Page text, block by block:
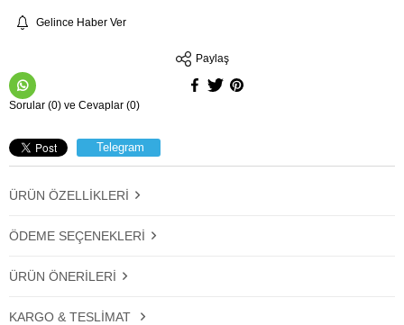
Gelince Haber Ver
Paylaş
Sorular (0) ve Cevaplar (0)
Telegram
ÜRÜN ÖZELLIKLERI
ÖDEME SEÇENEKLERI
ÜRÜN ÖNERILERI
KARGO & TESLIMAT